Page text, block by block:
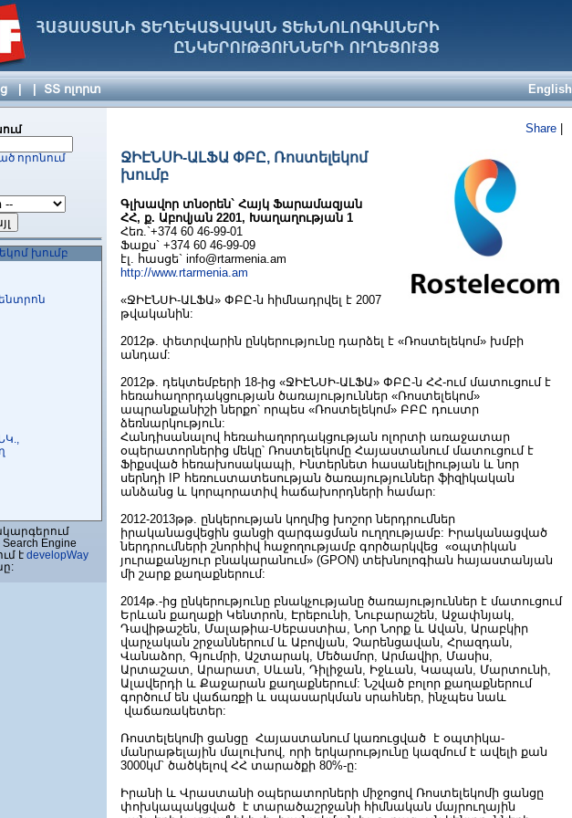
||ՏՏ ոլորտ English
որոնում
ՍՊԸ)
կենտրոն
ՍՊԸ
խումբ
Engine
է developWay
Share
ՋԻԷՆՍԻ-ԱԼՖԱ ՓԲԸ, Ռոստելեկոմ
խումբ
Գլխավոր տնօրեն` Հայկ Ֆարամազյան
ՀՀ, ք. Աբովյան 2201, Խաղաղության 1
Հեռ.`+374 60 46-99-01
Ֆաքս` +374 60 46-99-09
էլ. հասցե` info@rtarmenia.am
http://www.rtarmenia.am
«ՋԻԷՆՍԻ-ԱԼՖԱ» ՓԲԸ-ն հիմնադրվել է 2007
թվականին:
2012թ. փետրվարին ընկերությունը դարձել է «Ռոստելեկոմ» խմբի
անդամ:
2012թ. դեկտեմբերի 18-ից «ՋԻԷՆՍԻ-ԱԼՖԱ» ՓԲԸ-ն ՀՀ-ում մատուցում է
հեռահաղորդակցության ծառայություններ «Ռոստելեկոմ»
ապրանքանիշի ներքո՝ որպես «Ռոստելեկոմ» ԲԲԸ դուստր
ձեռնարկություն:
Հանդիսանալով հեռահաղորդակցության ոլորտի առաջատար
օպերատորներից մեկը՝ Ռոստելեկոմը Հայաստանում մատուցում է
Ֆիքսված հեռախոսակապի, Ինտերնետ հասանելիության և նոր
սերնդի IP հեռուստատեսության ծառայություններ ֆիզիկական
անձանց և կորպորատիվ հաճախորդների համար:
2012-2013թթ. ընկերության կողմից խոշոր ներդրումներ
իրականացվեցին ցանցի զարգացման ուղղությամբ: Իրականացված
ներդրումների շնորհիվ հաջողությամբ գործարկվեց «օպտիկան
յուրաքանչյուր բնակարանում» (GPON) տեխնոլոգիան հայաստանյան
մի շարք քաղաքներում:
2014թ.-ից ընկերությունը բնակչությանը ծառայություններ է մատուցում
Երևան քաղաքի Կենտրոն, Էրեբունի, Նուբարաշեն, Աջափնյակ,
Դավիթաշեն, Մալաթիա-Սեբաստիա, Նոր Նորք և Ավան, Արաբկիր
վարչական շրջաններում և Աբովյան, Չարենցավան, Հրազդան,
Վանաձոր, Գյումրի, Աշտարակ, Մեծամոր, Արմավիր, Մասիս,
Արտաշատ, Արարատ, Սևան, Դիլիջան, Իջևան, Կապան, Մարտունի,
Ալավերդի և Քաջարան քաղաքներում: Նշված բոլոր քաղաքներում
գործում են վաճառքի և սպասարկման սրահներ, ինչպես նաև
վաճառակետեր:
Ռոստելեկոմի ցանցը Հայաստանում կառուցված է օպտիկա-
մանրաթելային մալուխով, որի երկարությունը կազմում է ավելի քան
3000կմ` ծածկելով ՀՀ տարածքի 80%-ը:
Իրանի և Վրաստանի օպերատորների միջոցով Ռոստելեկոմի ցանցը
փոխկապակցված է տարածաշրջանի հիմնական մայրուղային